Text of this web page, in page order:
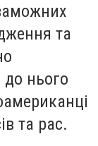
та
до нього
та рас.